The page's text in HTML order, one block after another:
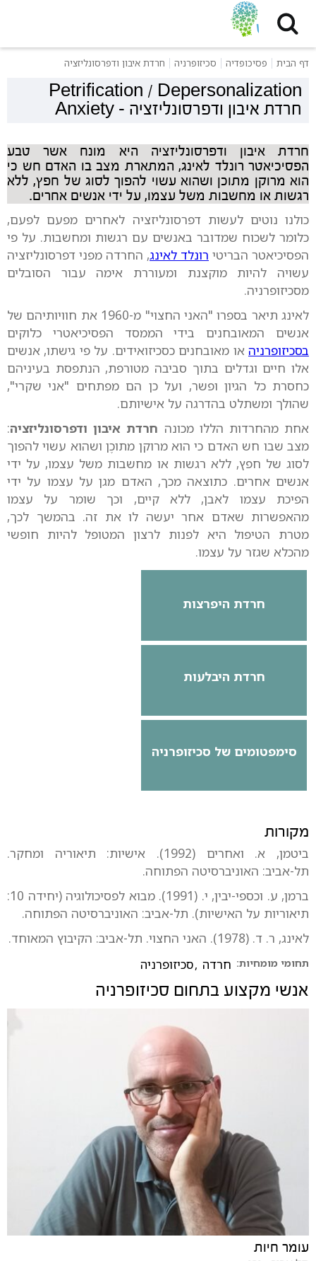
דף הבית פסיכופדיה סכיזופרניה חרדת איבון ודפרסונליזציה
Petrification / Depersonalization
Anxiety - חרדת איבון ודפרסונליזציה
חרדת איבון ודפרסונליזציה היא מונח אשר טבע
הפסיכיאטר רונלד לאינג, המתארת מצב בו האדם חש כי
הוא מרוקן מתוכן ושהוא עשוי להפוך לסוג של חפץ, ללא
רגשות או מחשבות משל עצמו, על ידי אנשים אחרים.
כולנו נוטים לעשות דפרסונליזציה לאחרים מפעם לפעם,
כלומר לשכוח שמדובר באנשים עם רגשות ומחשבות. על פי
הפסיכיאטר הבריטי רונלד לאינג, החרדה מפני דפרסונליזציה
עשויה להיות מוקצנת ומעוררת אימה עבור הסובלים
מסכיזופרניה.
לאינג תיאר בספרו "האני החצוי" מ-1960 את חוויותיהם של
אנשים המאובחנים בידי הממסד הפסיכיאטרי כלוקים
בסכיזופרניה או מאובחנים כסכיזואידים. על פי גישתו, אנשים
אלו חיים וגדלים בתוך סביבה מטורפת, הנתפסת בעיניהם
כחסרת כל הגיון ופשר, ועל כן הם מפתחים "אני שקרי",
שהולך ומשתלט בהדרגה על אישיותם.
אחת מהחרדות הללו מכונה חרדת איבון ודפרסונליזציה:
מצב שבו חש האדם כי הוא מרוקן מתוכֶן ושהוא עשוי להפוך
לסוג של חפץ, ללא רגשות או מחשבות משל עצמו, על ידי
אנשים אחרים. כתוצאה מכך, האדם מגן על עצמו על ידי
הפיכת עצמו לאבן, ללא קיים, וכך שומר על עצמו
מהאפשרות שאדם אחר יעשה לו את זה. בהמשך לכך,
מטרת הטיפול היא לפנות לרצון המטופל להיות חופשי
מהכלא שגזר על עצמו.
חרדת היפרצות
חרדת היבלעות
סימפטומים של סכיזופרניה
מקורות
ביטמן, א. ואחרים (1992). אישיות: תיאוריה ומחקר.
תל-אביב: האוניברסיטה הפתוחה.
ברמן, ע. וכספי-יבין, י. (1991). מבוא לפסיכולוגיה (יחידה 10:
תיאוריות על האישיות). תל-אביב: האוניברסיטה הפתוחה.
לאינג, ר. ד. (1978). האני החצוי. תל-אביב: הקיבוץ המאוחד.
תחומי מומחיות: חרדה ,סכיזופרניה
אנשי מקצוע בתחום סכיזופרניה
עומר חיות